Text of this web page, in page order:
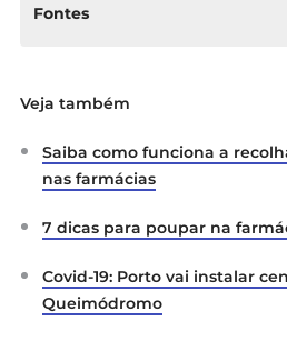
Fontes
Nacional 1400 agora online:
www.1400SAFE.pt.
https://www.anf.pt/
Linha 1400. (2026).Linha
https://www.1400safe.pt/
Veja também
Saiba como funciona a
nas farmácias
7 dicas para poupar na
Covid-19: Porto vai instalar
Queimódromo